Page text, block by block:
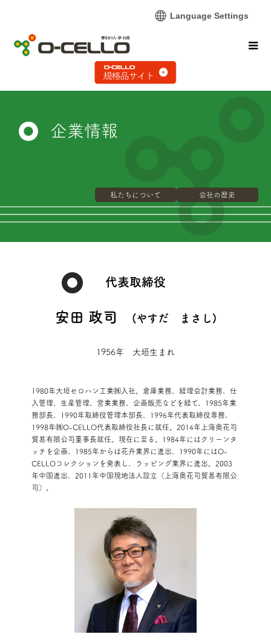
企業情報
私たちについて 会社の歴史
代表取締役
安田 政司 (やすだ まさし)
1956年 大垣生まれ
1980年大垣セロハン工業㈱入社。倉庫業務、経理会計業務、仕
入管理、生産管理、営業業務、企画販売などを経て、1985年業
務部長、1990年取締役管理本部長、1996年代表取締役専務、
1998年㈱O-CELLO代表取締役社長に就任。2014年上海奥花司
貿易有限公司董事長就任。現在に至る。1984年にはクリーンタ
ッチを企画、1985年からは花卉業界に進出、1990年にはO-
CELLOコレクションを発表し、ラッピング業界に進出。2003
年中国進出、2011年中国現地法人設立（上海奥花司貿易有限公
司）。
Language Settings